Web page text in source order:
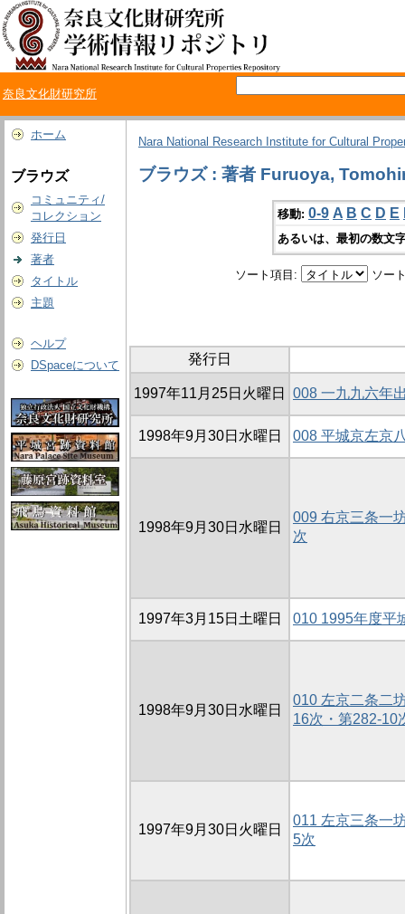
奈良文化財研究所
ホーム
ブラウズ
コミュニティ/
コレクション
発行日
著者
タイトル
主題
ヘルプ
DSpaceについて
Nara National Research Institute for Cultural
ブラウズ : 著者 Furuoya,
移動: 0-9 A B C D E
あるいは、最初の数文
ソート項目: ソー
発行日
1997年11月25日火曜日 008 一九九六年
1998年9月30日水曜日 008 平城京左京
1998年9月30日水曜日
009 右京三条一
次
1997年3月15日土曜日 010 1995年度平
1998年9月30日水曜日
010 左京二条二
16次・第282-10
1997年9月30日火曜日
011 左京三条一
5次